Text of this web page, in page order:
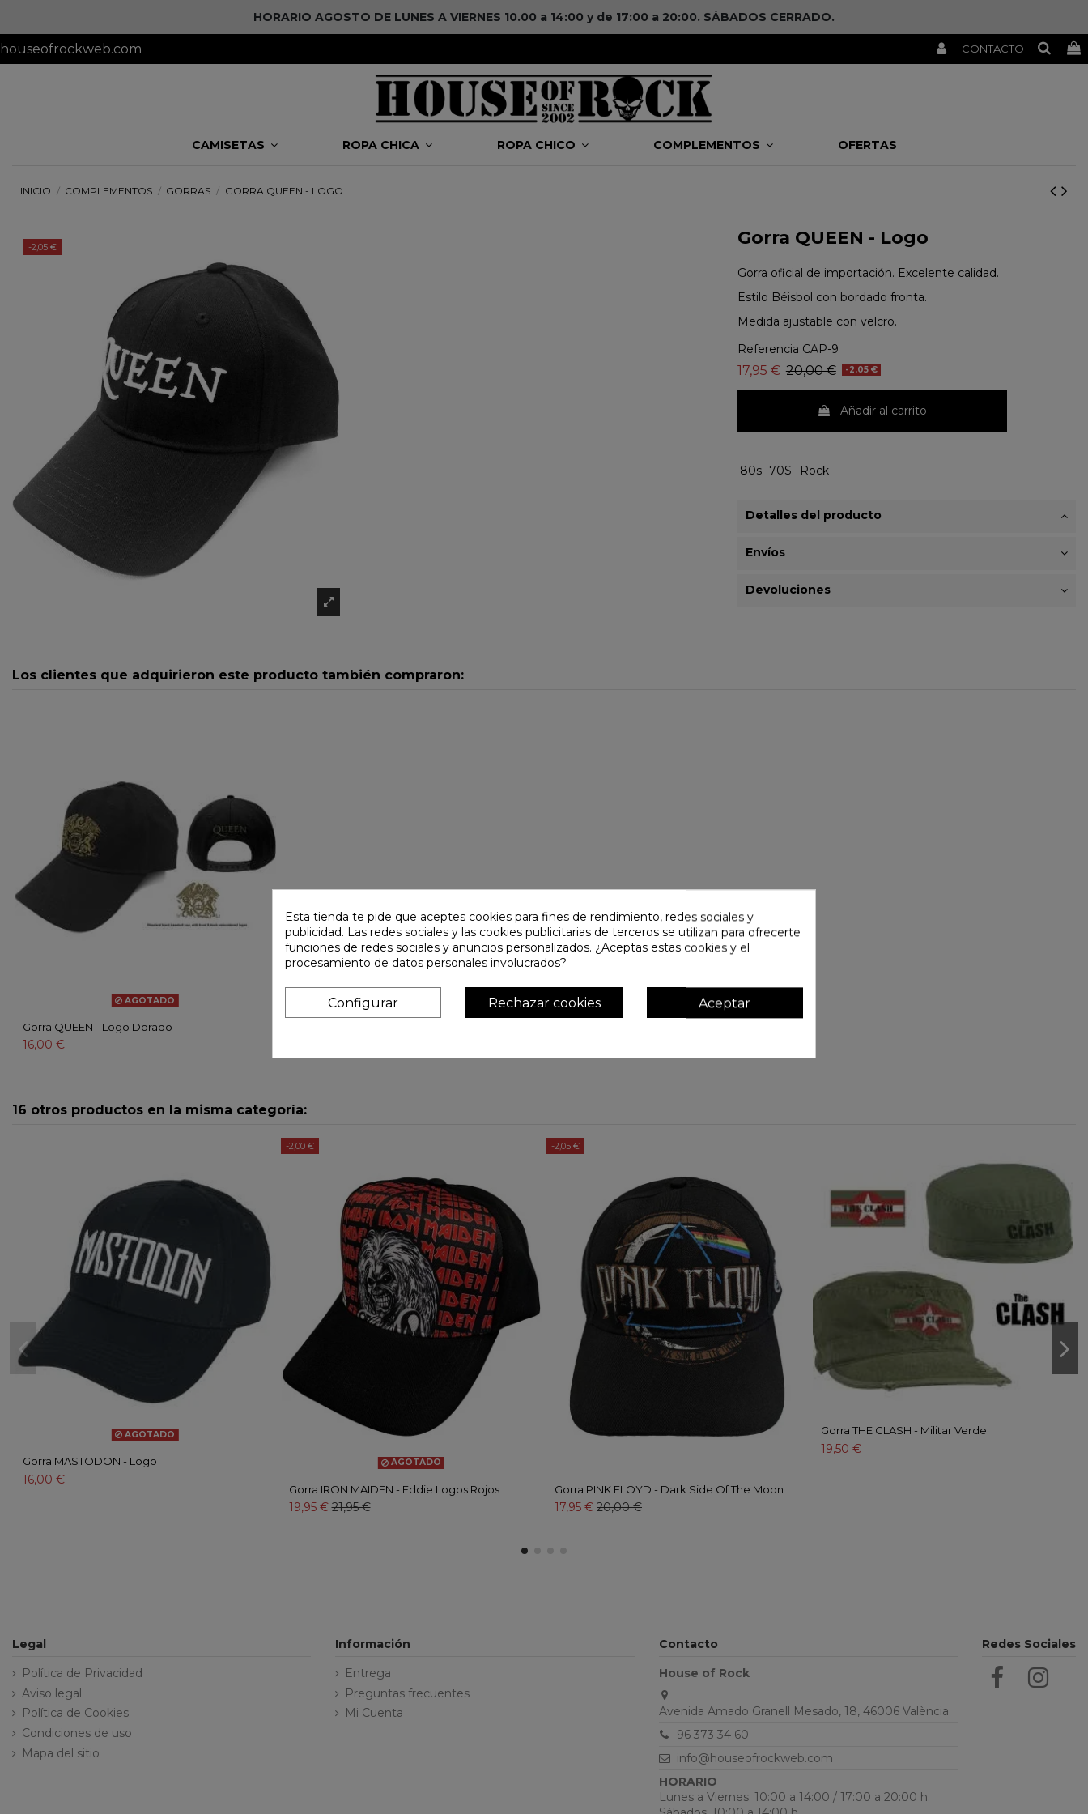
HORARIO AGOSTO DE LUNES A VIERNES 10.00 a 14:00 y de 17:00 a 20:00. SÁBADOS CERRADO.
houseofrockweb.com CONTACTO
CAMISETAS ROPA CHICA ROPA CHICO COMPLEMENTOS OFERTAS
INICIO COMPLEMENTOS GORRAS GORRA QUEEN - LOGO
-2,05 € Gorra QUEEN - Logo
Gorra oficial de importación. Excelente calidad.
Estilo Béisbol con bordado fronta.
Medida ajustable con velcro.
Referencia CAP-9
17,95 € 20,00 € -2,05 €
Añadir al carrito
80s 70S Rock
Detalles del producto
Envíos
Devoluciones
Los clientes que adquirieron este producto también compraron:
AGOTADO
Gorra QUEEN - Logo Dorado
16,00 €
16 otros productos en la misma categoría:
AGOTADO
Gorra MASTODON - Logo
16,00 €
-2,00 €
AGOTADO
Gorra IRON MAIDEN - Eddie Logos Rojos
19,95 €21,95 €
-2,05 €
Gorra PINK FLOYD - Dark Side Of The Moon
17,95 € 20,00 €
Gorra THE CLASH - Militar Verde
19,50 €
Legal
Política de Privacidad
Aviso legal
Política de Cookies
Condiciones de uso
Mapa del sitio
Información
Entrega
Preguntas frecuentes
Mi Cuenta
Contacto
House of Rock
Avenida Amado Granell Mesado, 18, 46006 València
96 373 34 60
info@houseofrockweb.com
HORARIO
Lunes a Viernes: 10:00 a 14:00 / 17:00 a 20:00 h.
Redes Sociales
Esta tienda te pide que aceptes cookies para fines de rendimiento, redes sociales y
publicidad. Las redes sociales y las cookies publicitarias de terceros se utilizan para ofrecerte
funciones de redes sociales y anuncios personalizados. ¿Aceptas estas cookies y el
procesamiento de datos personales involucrados?
Aceptar
Rechazar cookies
Configurar